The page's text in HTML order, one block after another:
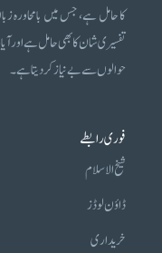
کا حامل ہے، جس میں بامحاورہ
تفسیری شان کا بھی حامل ہے
حوالوں سے بے نیاز کر دیتا ہے۔
فوری رابطے
شیخ الاسلام
ڈاؤن لوڈز
خریداری